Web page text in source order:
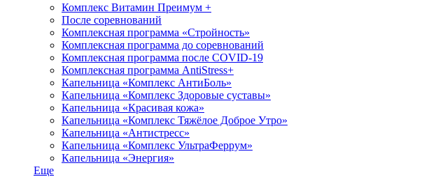
Комплекс Витамин Преимум +
После соревнований
Комплексная программа «Стройность»
Комплексная программа до соревнований
Комплексная программа после COVID-19
Комплексная программа AntiStress+
Капельница «Комплекс АнтиБоль»
Капельница «Комплекс Здоровые суставы»
Капельница «Красивая кожа»
Капельница «Комплекс Тяжёлое Доброе Утро»
Капельница «Антистресс»
Капельница «Комплекс УльтраФеррум»
Капельница «Энергия»
Еще